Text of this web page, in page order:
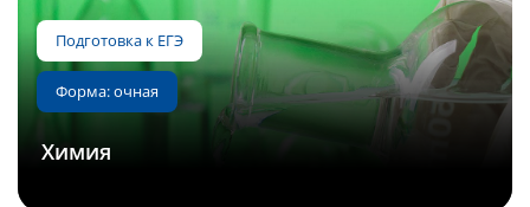
Химия